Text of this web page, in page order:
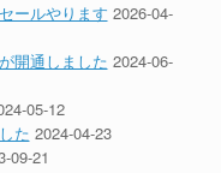
ールやります 2026-04-
開通しました 2024-06-
05-12
た 2024-04-23
09-21